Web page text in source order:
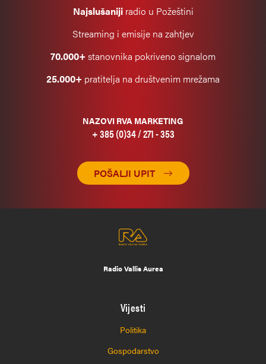
Najslušanijiradio u Požeštini
Streaming i emisije na zahtjev
70.000+stanovnika pokriveno signalom
25.000+ pratitelja na društvenim mrežama
NAZOVI RVA MARKETING
+ 385 (0)34 / 271 - 353
POŠALJI UPIT
Radio Vallis Aurea
Vijesti
Politika
Gospodarstvo